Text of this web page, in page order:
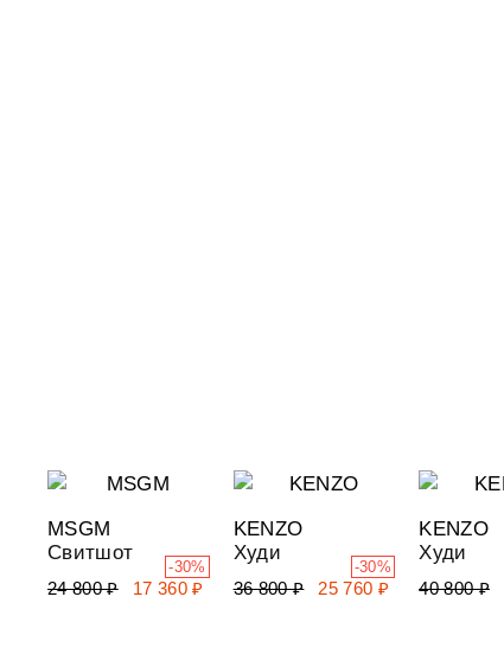
MSGM
Свитшот
24 800 ₽ 17 360 ₽
-30%
KENZO
Худи
36 800 ₽ 25 760 ₽
-30%
KENZO
Худи
40 800 ₽